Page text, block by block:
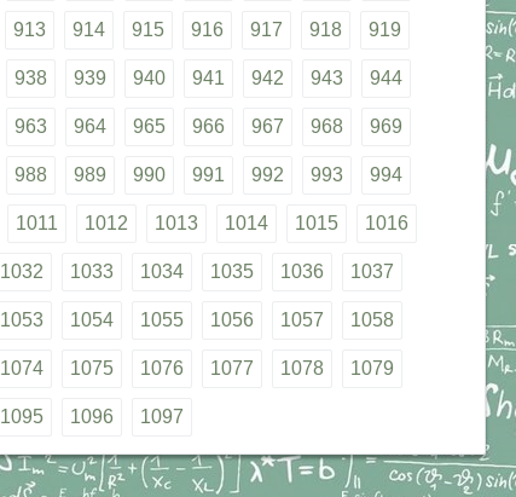
913 914 915 916 917 918 919
938 939 940 941 942 943 944
963 964 965 966 967 968 969
988 989 990 991 992 993 994
1011 1012 1013 1014 1015 1016
1032 1033 1034 1035 1036 1037
1053 1054 1055 1056 1057 1058
1074 1075 1076 1077 1078 1079
1095 1096 1097